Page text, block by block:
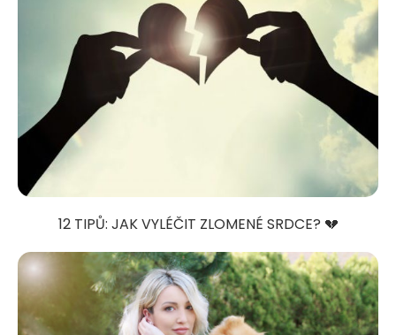
12 TIPŮ: JAK VYLÉČIT ZLOMENÉ SRDCE? 💔